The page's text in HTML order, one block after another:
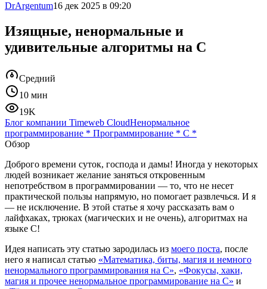
DrArgentum16 дек 2025 в 09:20
Изящные, ненормальные и
удивительные алгоритмы на C
Средний
10 мин
19K
Блог компании Timeweb CloudНенормальное
программирование * Программирование * C *
Обзор
Доброго времени суток, господа и дамы! Иногда у некоторых
людей возникает желание заняться откровенным
непотребством в программировании — то, что не несет
практической пользы напрямую, но помогает развлечься. И я
— не исключение. В этой статье я хочу рассказать вам о
лайфхаках, трюках (магических и не очень), алгоритмах на
языке C!
Идея написать эту статью зародилась из моего поста, после
него я написал статью «Математика, биты, магия и немного
ненормального программирования на C», «Фокусы, хаки,
магия и прочее ненормальное программирование на C» и